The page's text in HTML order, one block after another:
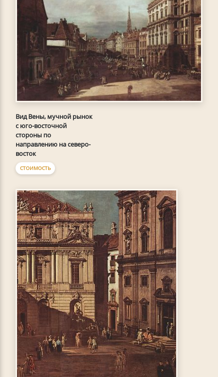
Вид Вены, мучной рынок
с юго-восточной
стороны по
направлению на северо-
восток
СТОИМОСТЬ